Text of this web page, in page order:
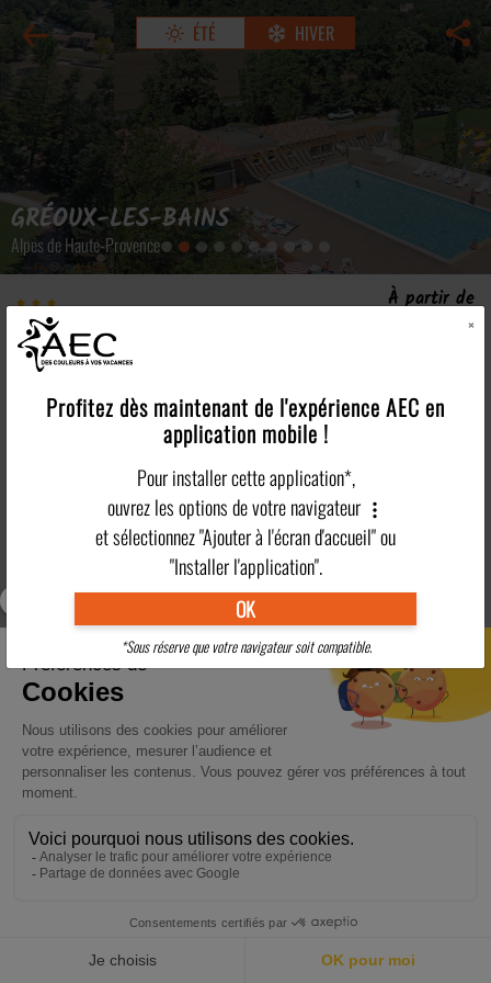
ÉTÉ HIVER
GRÉOUX-LES-BAINS
Alpes de Haute-Provence
Domaine de Château Laval
À partir de
/pers
Village vacances partenaire
Les points forts
partenaire Hébergement Restauration
Clubs Enfants Tarifs Pratique Région
LE VILLAGE VACANCES PROPOSE UN RESTAURANT CLIMATISÉ ET
OUVERT EN TERRASSE
RÉSERVER
DESTINATIONS POINTS FORTS
×
Profitez dès maintenant de l'expérience AEC en
application mobile !
Pour installer cette application*,
ouvrez les options de votre navigateur
et sélectionnez "Ajouter à l'écran d'accueil" ou
"Installer l'application".
OK
*Sous réserve que votre navigateur soit compatible.